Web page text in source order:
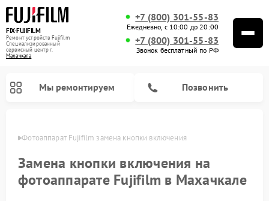
FIX-FUJIFILM
Ремонт устройств Fujifilm
Специализированный
cервисный центр г.
Махачкала
+7 (800) 301-55-83
Ежедневно, с 10:00 до 20:00
+7 (800) 301-55-83
Звонок бесплатный по РФ
Мы ремонтируем Позвонить
Фотоаппарат Fujifilm замена кнопки включения
Замена кнопки включения на
фотоаппарате Fujifilm в Махачкале